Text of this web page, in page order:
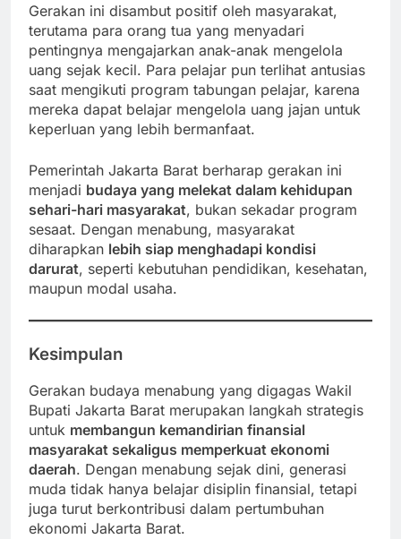
Gerakan ini disambut positif oleh masyarakat,
terutama para orang tua yang menyadari
pentingnya mengajarkan anak-anak mengelola
uang sejak kecil. Para pelajar pun terlihat antusias
saat mengikuti program tabungan pelajar, karena
mereka dapat belajar mengelola uang jajan untuk
keperluan yang lebih bermanfaat.
Pemerintah Jakarta Barat berharap gerakan ini
menjadi budaya yang melekat dalam kehidupan
sehari-hari masyarakat, bukan sekadar program
sesaat. Dengan menabung, masyarakat
diharapkan lebih siap menghadapi kondisi
darurat, seperti kebutuhan pendidikan, kesehatan,
maupun modal usaha.
Kesimpulan
Gerakan budaya menabung yang digagas Wakil
Bupati Jakarta Barat merupakan langkah strategis
untuk membangun kemandirian finansial
masyarakat sekaligus memperkuat ekonomi
daerah. Dengan menabung sejak dini, generasi
muda tidak hanya belajar disiplin finansial, tetapi
juga turut berkontribusi dalam pertumbuhan
ekonomi Jakarta Barat.